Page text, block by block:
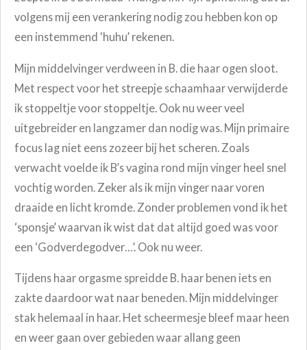
volgens mij een verankering nodig zou hebben kon op
een instemmend ‘huhu’ rekenen.
Mijn middelvinger verdween in B. die haar ogen sloot.
Met respect voor het streepje schaamhaar verwijderde
ik stoppeltje voor stoppeltje. Ook nu weer veel
uitgebreider en langzamer dan nodig was. Mijn primaire
focus lag niet eens zozeer bij het scheren. Zoals
verwacht voelde ik B’s vagina rond mijn vinger heel snel
vochtig worden. Zeker als ik mijn vinger naar voren
draaide en licht kromde. Zonder problemen vond ik het
‘sponsje’ waarvan ik wist dat dat altijd goed was voor
een ‘Godverdegodver…’. Ook nu weer.
Tijdens haar orgasme spreidde B. haar benen iets en
zakte daardoor wat naar beneden. Mijn middelvinger
stak helemaal in haar. Het scheermesje bleef maar heen
en weer gaan over gebieden waar allang geen